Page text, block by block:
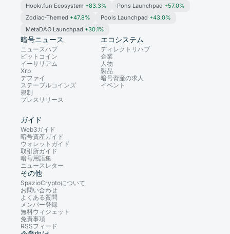
Hookr.fun Ecosystem +83.3% Pons Launchpad +57.0%
Zodiac-Themed +47.8% Pools Launchpad +43.0%
MetaDAO Launchpad +30.1%
暗号ニュース
ニュースハブ
ビットコイン
イーサリアム
Xrp
デファイ
ステーブルコインズ
規制
プレスリリース
エコシステム
ディレクトリハブ
企業
人物
製品
暗号資産の求人
イベント
ガイド
Web3ガイド
暗号資産ガイド
ウォレットガイド
取引所ガイド
暗号用語集
ニュースレター
その他
SpazioCryptoについて
お問い合わせ
よくある質問
メンバー登録
無料ウィジェット
免責事項
RSSフィード